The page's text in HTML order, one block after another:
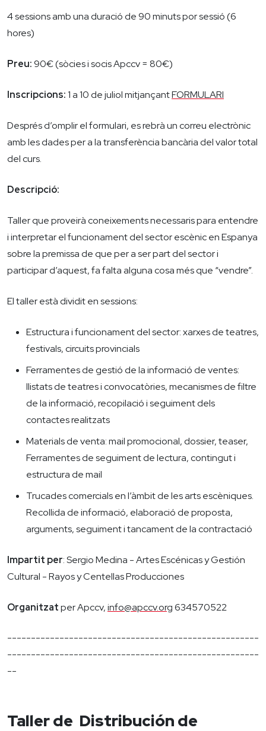
4 sessions amb una duració de 90 minuts por sessió (6
hores)
Preu:90€ (sòcies i socis Apccv = 80€)
Inscripcions:1 a 10 de juliol mitjançantFORMULARI
Després d’omplir el formulari, es rebrà un correu electrònic
amb les dades per a la transferència bancària del valor total
del curs.
Descripció:
Taller que proveirà coneixements necessaris para entendre
i interpretar el funcionament del sector escènic en Espanya
sobre la premissa de que per a ser part del sector i
participar d’aquest, fa falta alguna cosa més que “vendre”.
El taller està dividit en sessions:
Estructura i funcionament del sector: xarxes de teatres,
festivals, circuits provincials
Ferramentes de gestió de la informació de ventes:
llistats de teatres i convocatòries, mecanismes de filtre
de la informació, recopilació i seguiment dels
contactes realitzats
Materials de venta: mail promocional, dossier, teaser,
Ferramentes de seguiment de lectura, contingut i
estructura de mail
Trucades comercials en l’àmbit de les arts escèniques.
Recollida de informació, elaboració de proposta,
arguments, seguiment i tancament de la contractació
Impartit per: Sergio Medina - Artes Escénicas y Gestión
Cultural - Rayos y Centellas Producciones
Organitzatper Apccv,info@apccv.org634570522
-----------------------------------------------------
-----------------------------------------------------
--
Taller de Distribución de